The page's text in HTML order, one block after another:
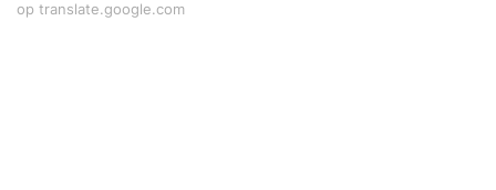
op translate.google.com